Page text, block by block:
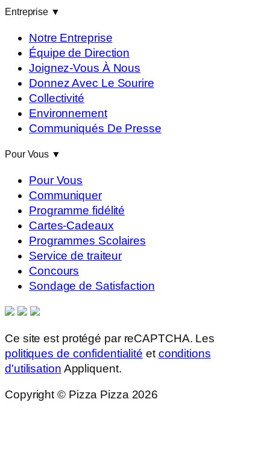
Entreprise ▼
Notre Entreprise
Équipe de Direction
Joignez-Vous À Nous
Donnez Avec Le Sourire
Collectivité
Environnement
Communiqués De Presse
Pour Vous ▼
Pour Vous
Communiquer
Programme fidélité
Cartes-Cadeaux
Programmes Scolaires
Service de traiteur
Concours
Sondage de Satisfaction
Ce site est protégé par reCAPTCHA. Les
politiques de confidentialité et conditions
d'utilisation Appliquent.
Copyright © Pizza Pizza 2026